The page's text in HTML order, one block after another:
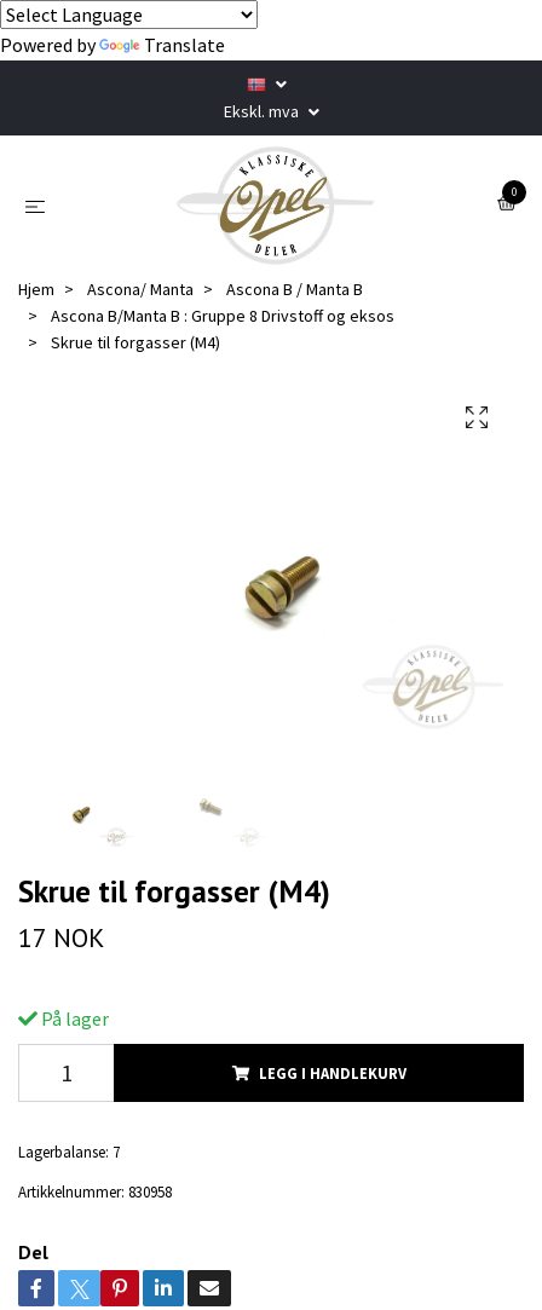
Powered by Translate
Ekskl. mva
0
Hjem Ascona/ Manta
Ascona B / Manta B
Ascona B/Manta B : Gruppe 8 Drivstoff og eksos
Skrue til forgasser (M4)
Skrue til forgasser (M4)
17 NOK
På lager
LEGG I HANDLEKURV
Lagerbalanse: 7
Artikkelnummer: 830958
Del